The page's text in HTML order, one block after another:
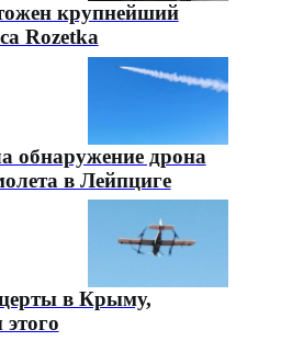
крупнейший
Rozetka
обнаружение дрона
в Лейпциге
в Крыму,